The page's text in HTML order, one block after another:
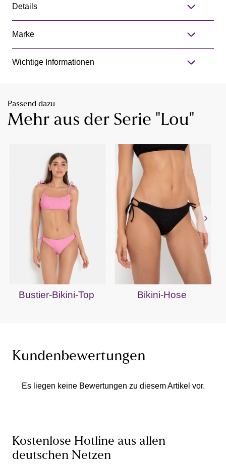
Details
Marke
Wichtige Informationen
Passend dazu
Mehr aus der Serie "Lou"
Bustier-Bikini-Top Bikini-Hose
Kundenbewertungen
Es liegen keine Bewertungen zu diesem Artikel vor.
Kostenlose Hotline aus allen
deutschen Netzen